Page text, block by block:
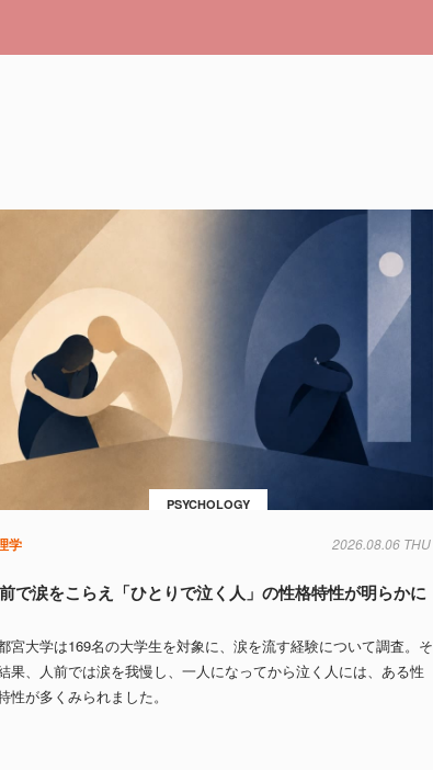
PSYCHOLOGY
学 2026.08.06 THU
で涙をこらえ「ひとりで泣く人」の性格特性が明らかに
宮大学は169名の大学生を対象に、涙を流す経験について調査。そ
果、人前では涙を我慢し、一人になってから泣く人には、ある性
性が多くみられました。